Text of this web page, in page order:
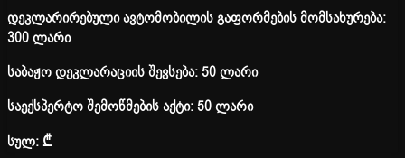
დეკლარირებული ავტომობილის გაფორმების მომსახურება:
300 ლარი
საბაჟო დეკლარაციის შევსება: 50 ლარი
საექსპერტო შემოწმების აქტი: 50 ლარი
სულ:₾